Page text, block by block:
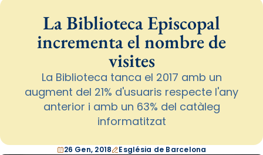
La Biblioteca Episcopal
incrementa el nombre de
visites
La Biblioteca tanca el 2017 amb un
augment del 21% d'usuaris respecte l'any
anterior i amb un 63% del catàleg
informatitzat
26 Gen, 2018 Església de Barcelona